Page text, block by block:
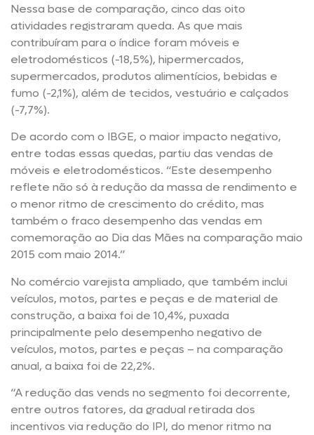
Nessa base de comparação, cinco das oito
atividades registraram queda. As que mais
contribuíram para o índice foram móveis e
eletrodomésticos (-18,5%), hipermercados,
supermercados, produtos alimentícios, bebidas e
fumo (-2,1%), além de tecidos, vestuário e calçados
(-7,7%).
De acordo com o IBGE, o maior impacto negativo,
entre todas essas quedas, partiu das vendas de
móveis e eletrodomésticos. “Este desempenho
reflete não só à redução da massa de rendimento e
o menor ritmo de crescimento do crédito, mas
também o fraco desempenho das vendas em
comemoração ao Dia das Mães na comparação maio
2015 com maio 2014.”
No comércio varejista ampliado, que também inclui
veículos, motos, partes e peças e de material de
construção, a baixa foi de 10,4%, puxada
principalmente pelo desempenho negativo de
veículos, motos, partes e peças – na comparação
anual, a baixa foi de 22,2%.
“A redução das vends no segmento foi decorrente,
entre outros fatores, da gradual retirada dos
incentivos via redução do IPI, do menor ritmo na